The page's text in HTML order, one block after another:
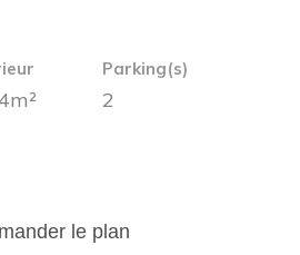
Parking(s)
2
le plan